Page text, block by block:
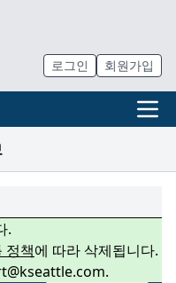
로그인 회원가입
.
정책에 따라 삭제됩니다.